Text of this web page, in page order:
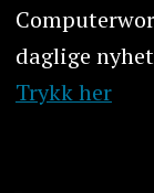
daglige
Trykk her